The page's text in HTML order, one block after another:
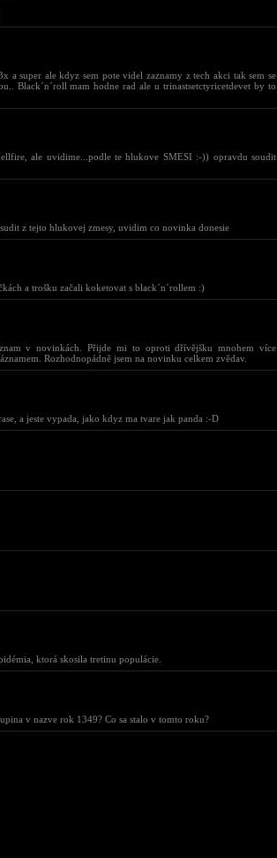
a super ale kdyz sem pote videl zaznamy z tech akci tak sem se
Black´n´roll mam hodne rad ale u trinastsetctyricetdevet by to
ale uvidime...podle te hlukove SMESI :-)) opravdu soudit
z tejto hlukovej zmesy, uvidim co novinka donesie
a trošku začali koketovat s black´n´rollem :)
v novinkách. Přijde mi to oproti dřívějšku mnohem více
Rozhodnopádně jsem na novinku celkem zvědav.
a jeste vypada, jako kdyz ma tvare jak panda :-D
ktorá skosila tretinu populácie.
v nazve rok 1349? Co sa stalo v tomto roku?